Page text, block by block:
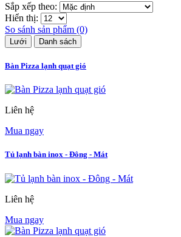
Sắp xếp theo:
Hiển thị:
So sánh sản phẩm (0)
Lưới Danh sách
Bàn Pizza lạnh quạt gió
Liên hệ
Mua ngay
Tủ lạnh bàn inox - Đông - Mát
Liên hệ
Mua ngay